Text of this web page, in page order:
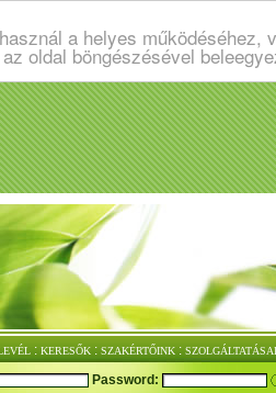
a helyes
oldal böngészésével
: KERESŐK : SZAKÉRTŐINK :
Password: